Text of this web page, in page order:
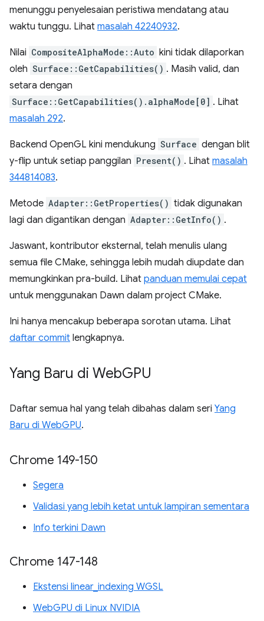
menunggu penyelesaian peristiwa mendatang atau
waktu tunggu. Lihat masalah 42240932.
Nilai CompositeAlphaMode::Auto kini tidak dilaporkan
oleh Surface::GetCapabilities() . Masih valid, dan
setara dengan
Surface::GetCapabilities().alphaMode[0] . Lihat
masalah 292.
Backend OpenGL kini mendukung Surface dengan blit
y-flip untuk setiap panggilan Present() . Lihat masalah
344814083.
Metode Adapter::GetProperties() tidak digunakan
lagi dan digantikan dengan Adapter::GetInfo() .
Jaswant, kontributor eksternal, telah menulis ulang
semua file CMake, sehingga lebih mudah diupdate dan
memungkinkan pra-build. Lihat panduan memulai cepat
untuk menggunakan Dawn dalam project CMake.
Ini hanya mencakup beberapa sorotan utama. Lihat
daftar commit lengkapnya.
Yang Baru di WebGPU
Daftar semua hal yang telah dibahas dalam seri Yang
Baru di WebGPU.
Chrome 149-150
Segera
Validasi yang lebih ketat untuk lampiran sementara
Info terkini Dawn
Chrome 147-148
Ekstensi linear_indexing WGSL
WebGPU di Linux NVIDIA